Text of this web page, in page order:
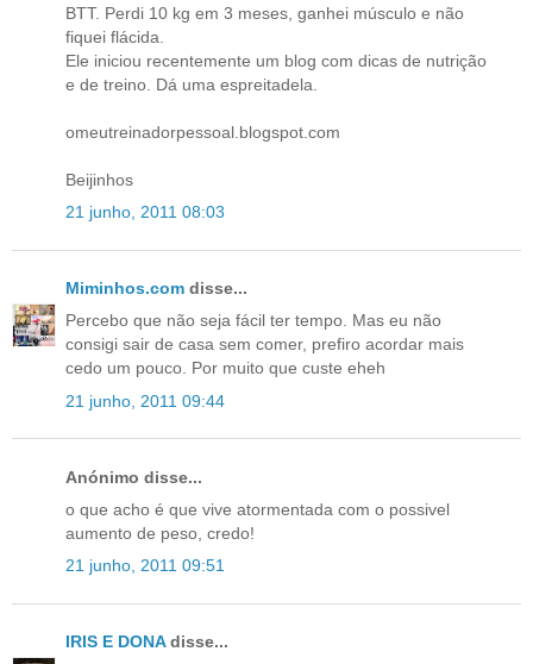
BTT. Perdi 10 kg em 3 meses, ganhei músculo e não
fiquei flácida.
Ele iniciou recentemente um blog com dicas de nutrição
e de treino. Dá uma espreitadela.
omeutreinadorpessoal.blogspot.com
Beijinhos
21 junho, 2011 08:03
Miminhos.com disse...
Percebo que não seja fácil ter tempo. Mas eu não
consigi sair de casa sem comer, prefiro acordar mais
cedo um pouco. Por muito que custe eheh
21 junho, 2011 09:44
Anónimo disse...
o que acho é que vive atormentada com o possivel
aumento de peso, credo!
21 junho, 2011 09:51
IRIS E DONAdisse...